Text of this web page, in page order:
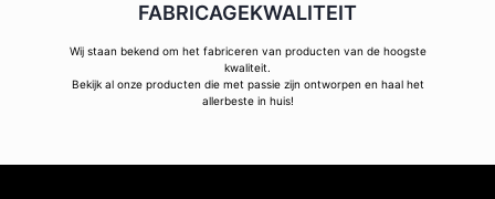
FABRICAGEKWALITEIT
Wij staan bekend om het fabriceren van producten van de hoogste
kwaliteit.
Bekijk al onze producten die met passie zijn ontworpen en haal het
allerbeste in huis!